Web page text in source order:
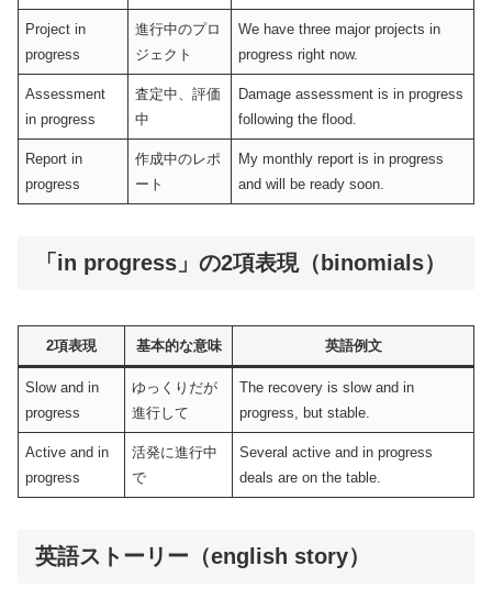
Project in
progress
進行中のプロ
ジェクト
We have three major projects in
progress right now.
Assessment
in progress
査定中、評価
中
Damage assessment is in progress
following the flood.
Report in
progress
作成中のレポ
ート
My monthly report is in progress
and will be ready soon.
「in progress」の2項表現（binomials）
2項表現 基本的な意味 英語例文
Slow and in
progress
ゆっくりだが
進行して
The recovery is slow and in
progress, but stable.
Active and in
progress
活発に進行中
で
Several active and in progress
deals are on the table.
英語ストーリー（english story）